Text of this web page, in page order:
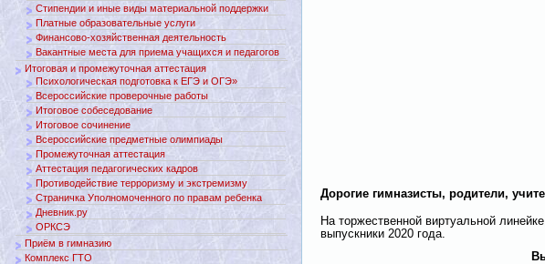
Дорогие гимназисты, родители,
На торжественной виртуальной
выпускники 2020 года.
Стипендии и иные виды материальной поддержки
Платные образовательные услуги
Финансово-хозяйственная деятельность
Вакантные места для приема учащихся и педагогов
Итоговая и промежуточная аттестация
Психологическая подготовка к ЕГЭ и ОГЭ»
Всероссийские проверочные работы
Итоговое собеседование
Итоговое сочинение
Всероссийские предметные олимпиады
Промежуточная аттестация
Аттестация педагогических кадров
Противодействие терроризму и экстремизму
Страничка Уполномоченного по правам ребенка
Дневник.ру
ОРКСЭ
Приём в гимназию
Комплекс ГТО